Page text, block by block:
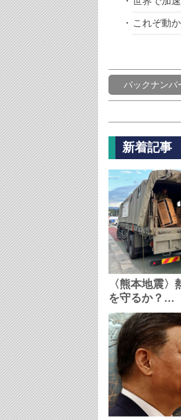
これぞ動
バックナンバ
新着記事
〈熊本地震
を守るか？…